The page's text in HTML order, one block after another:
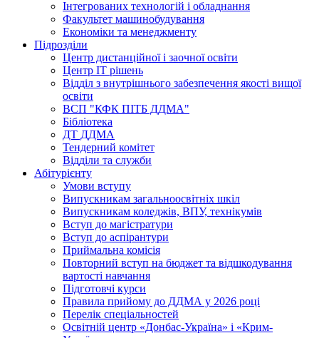
Інтегрованих технологій і обладнання
Факультет машинобудування
Економіки та менеджменту
Підрозділи
Центр дистанційної і заочної освіти
Центр ІТ рішень
Відділ з внутрішнього забезпечення якості вищої
освіти
ВСП "КФК ПІТБ ДДМА"
Бібліотека
ДТ ДДМА
Тендерний комітет
Відділи та служби
Абітурієнту
Умови вступу
Випускникам загальноосвітніх шкіл
Випускникам коледжів, ВПУ, технікумів
Вступ до магістратури
Вступ до аспірантури
Приймальна комісія
Повторний вступ на бюджет та відшкодування
вартості навчання
Підготовчі курси
Правила прийому до ДДМА у 2026 році
Перелік спеціальностей
Освітній центр «Донбас-Україна» і «Крим-